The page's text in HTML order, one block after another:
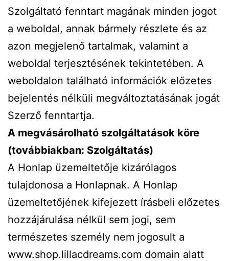
Szolgáltató fenntart magának minden jogot
a weboldal, annak bármely részlete és az
azon megjelenő tartalmak, valamint a
weboldal terjesztésének tekintetében. A
weboldalon található információk előzetes
bejelentés nélküli megváltoztatásának jogát
Szerző fenntartja.
A megvásárolható szolgáltatások köre
(továbbiakban: Szolgáltatás)
A Honlap üzemeltetője kizárólagos
tulajdonosa a Honlapnak. A Honlap
üzemeltetőjének kifejezett írásbeli előzetes
hozzájárulása nélkül sem jogi, sem
természetes személy nem jogosult a
www.shop.lillacdreams.com domain alatt